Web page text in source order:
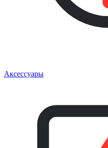
Аксессуары